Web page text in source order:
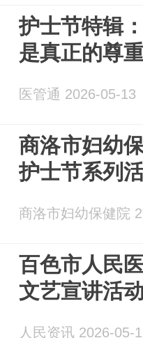
护士节特辑
是真正的尊
医管通 2026-05-13
商洛市妇幼
护士节系列
商洛市妇幼保健院
百色市人民
文艺宣讲活
人民资讯 2026-05-